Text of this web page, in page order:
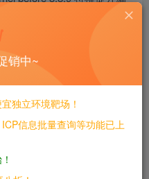
blob/main/cve-2013-
载。
销中~
独立环境靶场！
信息批量查询等功能已上